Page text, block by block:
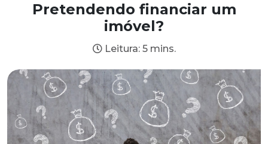
Pretendendo financiar um
imóvel?
Leitura: 5 mins.